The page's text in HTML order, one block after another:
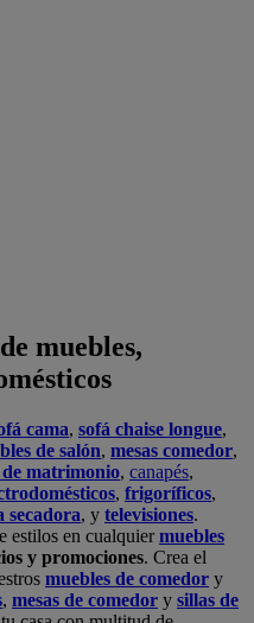
muebles,
cama, sofá chaise longue,
de salón, mesas comedor,
matrimonio, canapés,
, frigoríficos,
secadora, y televisiones.
estilos en cualquiermuebles
y promociones. Crea el
muebles de comedor y
, mesas de comedor y sillas de